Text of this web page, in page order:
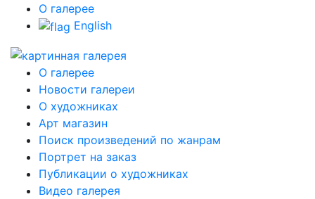
О галерее
English
О галерее
Новости галереи
О художниках
Арт магазин
Поиск произведений по жанрам
Портрет на заказ
Публикации о художниках
Видео галерея